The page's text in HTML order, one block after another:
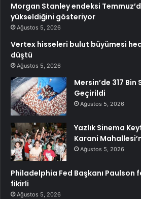
Morgan Stanley endeksi
yükseldiğini gösteriyor
Ağustos 5, 2026
Vertex hisseleri bulut büyümesi
düştü
Ağustos 5, 2026
Mersin’de 317 Bin
Geçirildi
Ağustos 5, 2026
Yazlık Sinema
Karani
Ağustos 5, 2026
Philadelphia Fed Başkanı Paulson
fikirli
Ağustos 5, 2026